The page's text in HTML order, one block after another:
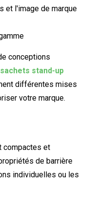
et l'image de marque
conceptions
stand-up
différentes mises
votre marque.
compactes et
de barrière
individuelles ou les